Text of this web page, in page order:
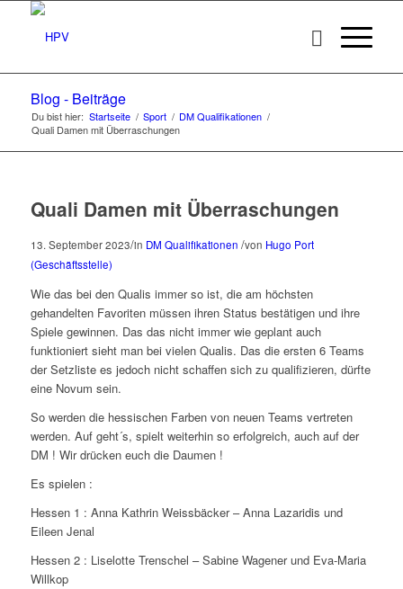
Blog - Beiträge
Du bist hier: Startseite / Sport / DM Qualifikationen /
Quali Damen mit Überraschungen
Quali Damen mit Überraschungen
13. September 2023/in DM Qualifikationen /von Hugo Port
(Geschäftsstelle)
Wie das bei den Qualis immer so ist, die am höchsten
gehandelten Favoriten müssen ihren Status bestätigen und ihre
Spiele gewinnen. Das das nicht immer wie geplant auch
funktioniert sieht man bei vielen Qualis. Das die ersten 6 Teams
der Setzliste es jedoch nicht schaffen sich zu qualifizieren, dürfte
eine Novum sein.
So werden die hessischen Farben von neuen Teams vertreten
werden. Auf geht´s, spielt weiterhin so erfolgreich, auch auf der
DM ! Wir drücken euch die Daumen !
Es spielen :
Hessen 1 : Anna Kathrin Weissbäcker – Anna Lazaridis und
Eileen Jenal
Hessen 2 : Liselotte Trenschel – Sabine Wagener und Eva-Maria
Willkop